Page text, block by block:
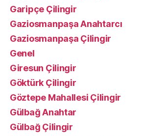
Garipçe Çilingir
Gaziosmanpaşa Anahtarcı
Gaziosmanpaşa Çilingir
Genel
Giresun Çilingir
Göktürk Çilingir
Göztepe Mahallesi Çilingir
Gülbağ Anahtar
Gülbağ Çilingir